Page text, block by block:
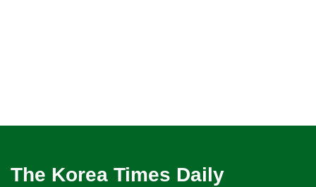
The Korea Times Daily